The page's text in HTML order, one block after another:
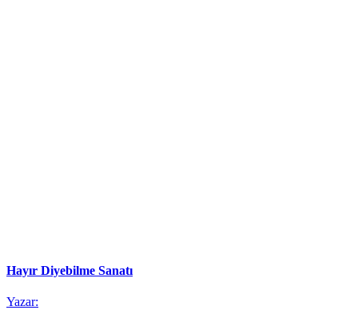
Hayır Diyebilme Sanatı
Yazar: